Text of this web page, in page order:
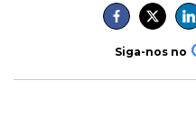
Siga-nos no